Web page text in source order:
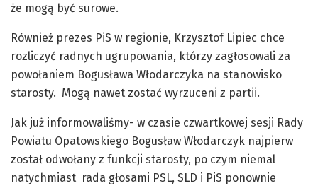
że mogą być surowe.
Również prezes PiS w regionie, Krzysztof Lipiec chce
rozliczyć radnych ugrupowania, którzy zagłosowali za
powołaniem Bogusława Włodarczyka na stanowisko
starosty. Mogą nawet zostać wyrzuceni z partii.
Jak już informowaliśmy- w czasie czwartkowej sesji Rady
Powiatu Opatowskiego Bogusław Włodarczyk najpierw
został odwołany z funkcji starosty, po czym niemal
natychmiast rada głosami PSL, SLD i PiS ponownie